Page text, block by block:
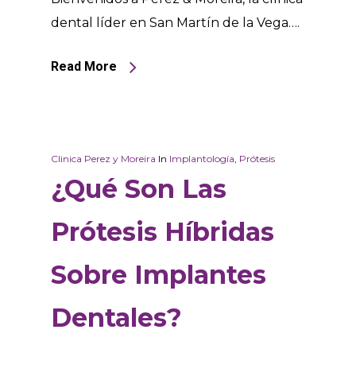
dental líder en San Martín de la Vega….
Read More
Clinica Perez y Moreira In Implantología Prótesis
¿Qué Son Las
Prótesis Híbridas
Sobre Implantes
Dentales?